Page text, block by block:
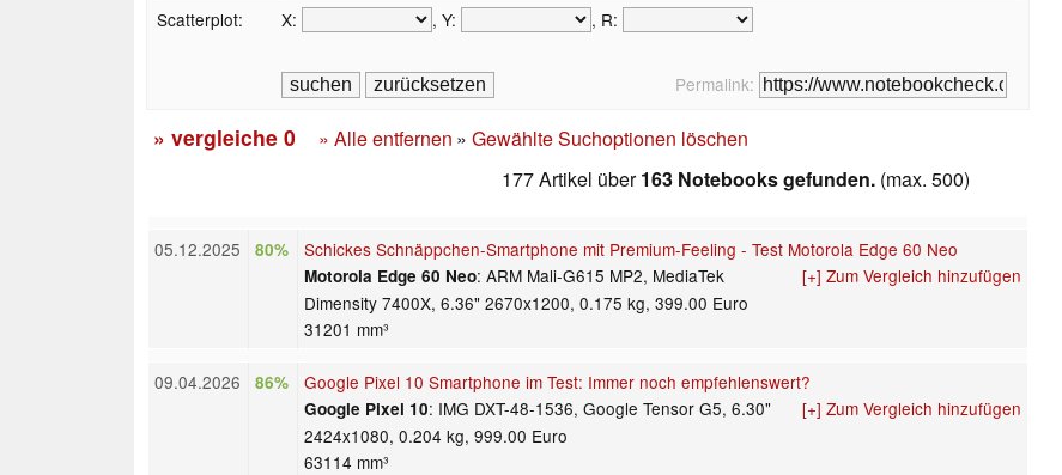
Scatterplot:
X: , Y: , R:
Permalink:
» vergleiche 0 » Alle entfernen » Gewählte Suchoptionen löschen
177 Artikel über163 Notebooks gefunden. (max. 500)
05.12.2025 80%
Schickes Schnäppchen-Smartphone mit Premium-Feeling - Test Motorola Edge 60 Neo
[+] Zum Vergleich hinzufügen
Motorola Edge 60 Neo: ARM Mali-G615 MP2, MediaTek
Dimensity 7400X, 6.36" 2670x1200, 0.175 kg, 399.00 Euro
31201 mm³
09.04.2026 86%
Google Pixel 10 Smartphone im Test: Immer noch empfehlenswert?
[+] Zum Vergleich hinzufügen
Google Pixel 10: IMG DXT-48-1536, Google Tensor G5, 6.30"
2424x1080, 0.204 kg, 999.00 Euro
63114 mm³